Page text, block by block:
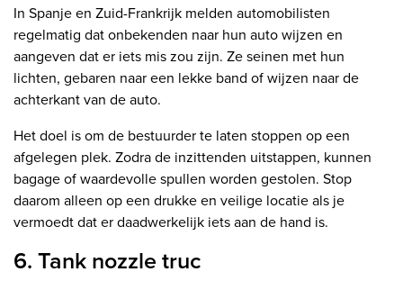
In Spanje en Zuid-Frankrijk melden automobilisten
regelmatig dat onbekenden naar hun auto wijzen en
aangeven dat er iets mis zou zijn. Ze seinen met hun
lichten, gebaren naar een lekke band of wijzen naar de
achterkant van de auto.
Het doel is om de bestuurder te laten stoppen op een
afgelegen plek. Zodra de inzittenden uitstappen, kunnen
bagage of waardevolle spullen worden gestolen. Stop
daarom alleen op een drukke en veilige locatie als je
vermoedt dat er daadwerkelijk iets aan de hand is.
6. Tank nozzle truc